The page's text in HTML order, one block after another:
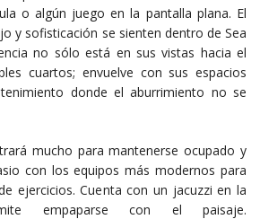
o algún juego en la pantalla plana. El
y sofisticación se sienten dentro de Sea
no sólo está en sus vistas hacia el
cuartos; envuelve con sus espacios
donde el aburrimiento no se
mucho para mantenerse ocupado y
con los equipos más modernos para
ejercicios. Cuenta con un jacuzzi en la
empaparse con el paisaje.